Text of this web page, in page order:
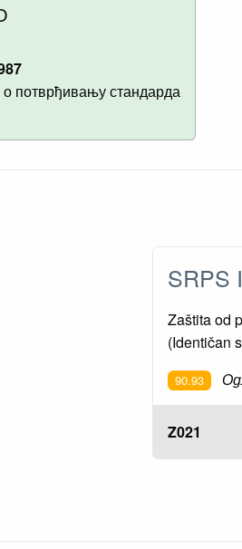
потврђивању стандарда
SRPS
Zaštita od
(Identičan
90.93
Z021